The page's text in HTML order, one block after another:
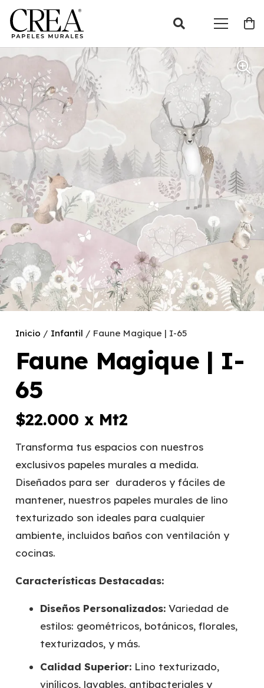
Inicio / Infantil / Faune Magique | I-65
Faune Magique | I-
65
$22.000 x Mt2
Transforma tus espacios con nuestros
exclusivos papeles murales a medida.
Diseñados para ser duraderos y fáciles de
mantener, nuestros papeles murales de lino
texturizado son ideales para cualquier
ambiente, incluidos baños con ventilación y
cocinas.
Características Destacadas:
Diseños Personalizados: Variedad de
estilos: geométricos, botánicos, florales,
texturizados, y más.
Calidad Superior: Lino texturizado,
vinílicos, lavables, antibacteriales y